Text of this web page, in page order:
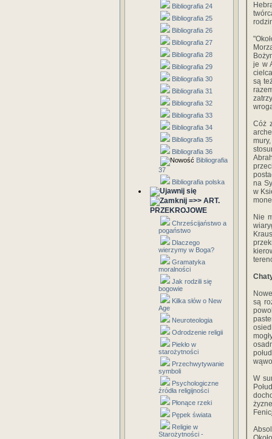
Bibliografia 24
Bibliografia 25
Bibliografia 26
Bibliografia 27
Bibliografia 28
Bibliografia 29
Bibliografia 30
Bibliografia 31
Bibliografia 32
Bibliografia 33
Bibliografia 34
Bibliografia 35
Bibliografia 36
Bibliografia
37
Bibliografia polska
=>> ART.
PRZEKROJOWE
Chrześcijaństwo a
pogaństwo
Dlaczego
wierzymy w Boga?
Gramatyka
moralności
Jak rodzili się
bogowie
Kilka słów o New
Age
Neuroteologia
Odrodzenie religii
Piekło w
starożytności
Przechwytywanie
symboli
Psychologiczne
źródła religijności
Płonące rzeki
Pępek świata
Religie w
Starożytności -
je w
są
Cóż
na
w
Nie
są
W